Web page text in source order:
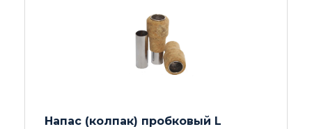
Стеклянная сетка 14 мм